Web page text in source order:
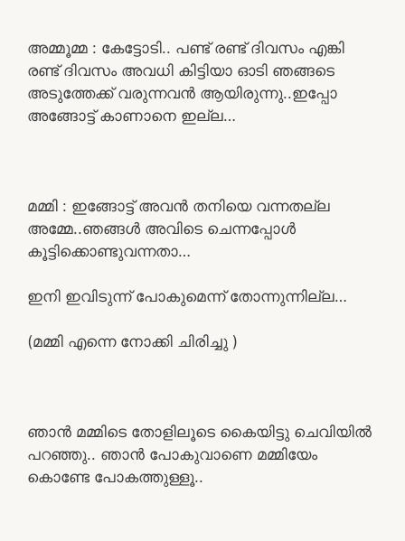
അമ്മൂമ്മ : കേട്ടോടി.. പണ്ട് രണ്ട് ദിവസം എങ്കി
രണ്ട് ദിവസം അവധി കിട്ടിയാ ഓടി ഞങ്ങടെ
അടുത്തേക്ക് വരുന്നവൻ ആയിരുന്നു..ഇപ്പോ
അങ്ങോട്ട് കാണാനെ ഇല്ല…
മമ്മി : ഇങ്ങോട്ട് അവൻ തനിയെ വന്നതല്ല
അമ്മേ..ഞങ്ങൾ അവിടെ ചെന്നപ്പോൾ
കൂട്ടിക്കൊണ്ടുവന്നതാ…
ഇനി ഇവിടുന്ന് പോകുമെന്ന് തോന്നുന്നില്ല…
(മമ്മി എന്നെ നോക്കി ചിരിച്ചു )
ഞാൻ മമ്മിടെ തോളിലൂടെ കൈയിട്ടു ചെവിയിൽ
പറഞ്ഞു.. ഞാൻ പോകുവാണെ മമ്മിയേം
കൊണ്ടേ പോകത്തുള്ളൂ..